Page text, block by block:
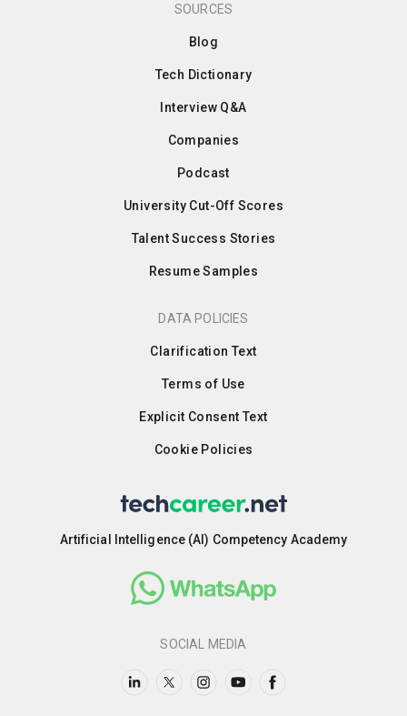
SOURCES
Blog
Tech Dictionary
Interview Q&A
Companies
Podcast
University Cut-Off Scores
Talent Success Stories
Resume Samples
DATA POLICIES
Clarification Text
Terms of Use
Explicit Consent Text
Cookie Policies
Artificial Intelligence (AI) Competency Academy
SOCIAL MEDIA